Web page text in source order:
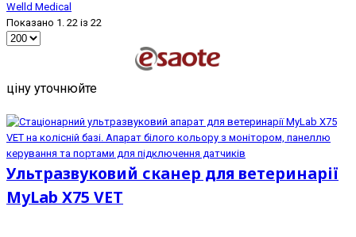
Welld Medical
Показано 1. 22 із 22
ціну уточнюйте
Ультразвуковий сканер для ветеринарії
MyLab X75 VET